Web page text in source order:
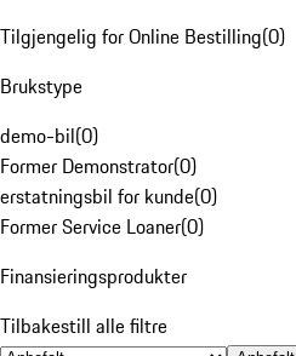
Tilgjengelig for Online Bestilling(0)
Brukstype
demo-bil(0)
Former Demonstrator(0)
erstatningsbil for kunde(0)
Former Service Loaner(0)
Finansieringsprodukter
Tilbakestill alle filtre